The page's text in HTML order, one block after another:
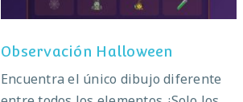
Observación Halloween
Encuentra el único dibujo diferente